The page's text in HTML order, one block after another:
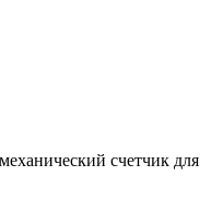
счетчик для